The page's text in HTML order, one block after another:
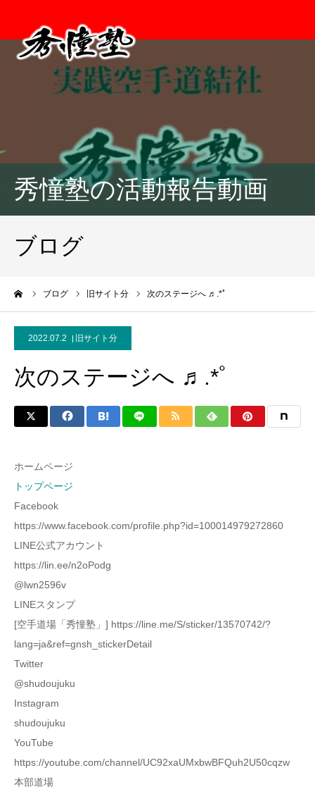
秀憧塾の活動報告動画
ブログ
ブログ 旧サイト分 次のステージへ ♬.*ﾟ
2022.07.2 旧サイト分
次のステージへ ♬.*ﾟ
ホームページ
トップページ
Facebook
https://www.facebook.com/profile.php?id=100014979272860
LINE公式アカウント
https://lin.ee/n2oPodg
@lwn2596v
LINEスタンプ
[空手道場「秀憧塾」] https://line.me/S/sticker/13570742/?
lang=ja&ref=gnsh_stickerDetail
Twitter
@shudoujuku
Instagram
shudoujuku
YouTube
https://youtube.com/channel/UC92xaUMxbwBFQuh2U50cqzw
本部道場